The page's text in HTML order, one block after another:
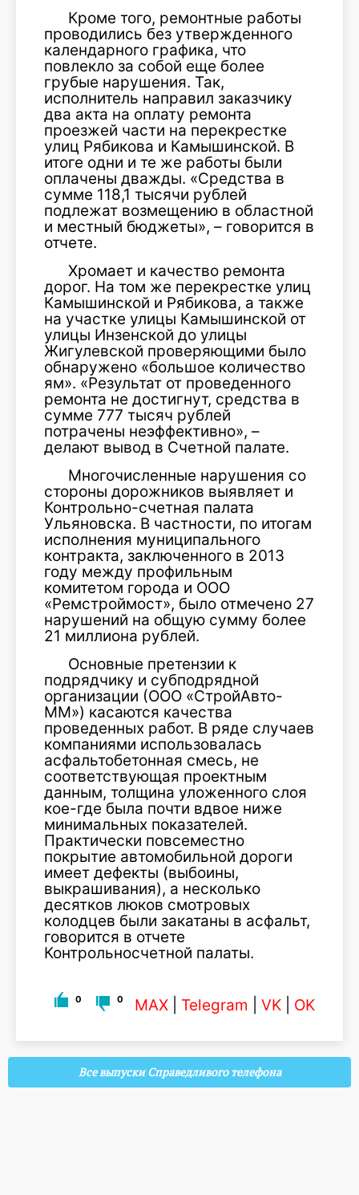
Кроме того, ремонтные работы
проводились без утвержденного
календарного графика, что
повлекло за собой еще более
грубые нарушения. Так,
исполнитель направил заказчику
два акта на оплату ремонта
проезжей части на перекрестке
улиц Рябикова и Камышинской. В
итоге одни и те же работы были
оплачены дважды. «Средства в
сумме 118,1 тысячи рублей
подлежат возмещению в областной
и местный бюджеты», – говорится в
отчете.
Хромает и качество ремонта
дорог. На том же перекрестке улиц
Камышинской и Рябикова, а также
на участке улицы Камышинской от
улицы Инзенской до улицы
Жигулевской проверяющими было
обнаружено «большое количество
ям». «Результат от проведенного
ремонта не достигнут, средства в
сумме 777 тысяч рублей
потрачены неэффективно», –
делают вывод в Счетной палате.
Многочисленные нарушения со
стороны дорожников выявляет и
Контрольно-счетная палата
Ульяновска. В частности, по итогам
исполнения муниципального
контракта, заключенного в 2013
году между профильным
комитетом города и ООО
«Ремстроймост», было отмечено 27
нарушений на общую сумму более
21 миллиона рублей.
Основные претензии к
подрядчику и субподрядной
организации (ООО «СтройАвто-
ММ») касаются качества
проведенных работ. В ряде случаев
компаниями использовалась
асфальтобетонная смесь, не
соответствующая проектным
данным, толщина уложенного слоя
кое-где была почти вдвое ниже
минимальных показателей.
Практически повсеместно
покрытие автомобильной дороги
имеет дефекты (выбоины,
выкрашивания), а несколько
десятков люков смотровых
колодцев были закатаны в асфальт,
говорится в отчете
Контрольносчетной палаты.
0 0 MAX Telegram VK OK
Все выпуски Справедливого телефона